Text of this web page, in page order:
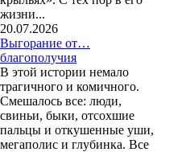
жизни...
20.07.2026
Выгорание от…
благополучия
В этой истории немало
трагичного и комичного.
Смешалось все: люди,
свиньи, быки, отсохшие
пальцы и откушенные уши,
мегаполис и глубинка. Все